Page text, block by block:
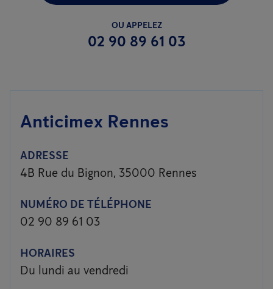
OU APPELEZ
02 90 89 61 03
Anticimex Rennes
ADRESSE
4B Rue du Bignon, 35000 Rennes
NUMÉRO DE TÉLÉPHONE
02 90 89 61 03
HORAIRES
Du lundi au vendredi